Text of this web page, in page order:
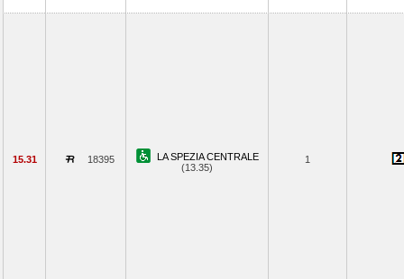
15.31 18395
LA SPEZIA CENTRALE
(13.35)
1